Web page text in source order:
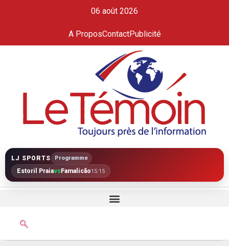
06 août 2026
A ProposContactPublicité
LJ SPORTS Programme
Estoril PraiavsFamalicão15:15